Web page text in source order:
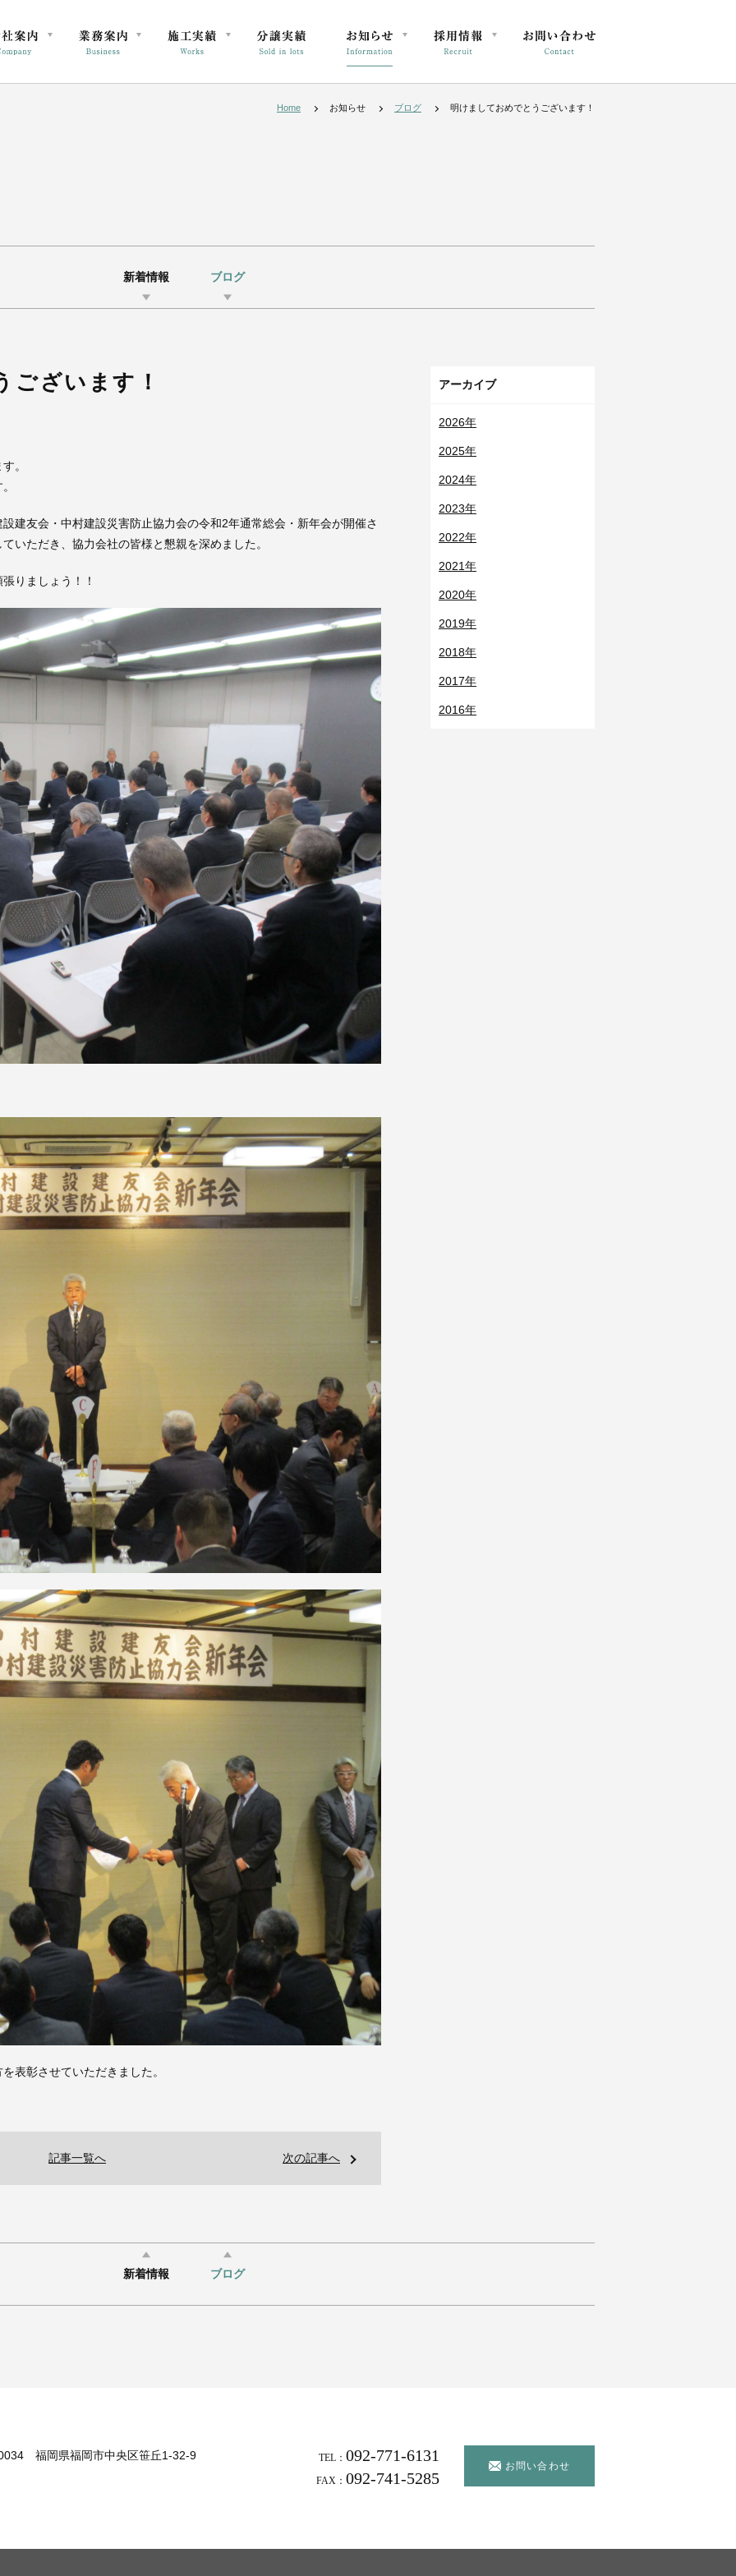
Home お知らせ ブログ 明けましておめでとうございます！
新着情報 ブログ
ございます！
。
建友会・中村建設災害防止協力会の令和2年通常総会・新年会が開催さ
いただき、協力会社の皆様と懇親を深めました。
りましょう！！
表彰させていただきました。
次の記事へ
記事一覧へ
アーカイブ
2026年
2025年
2024年
2023年
2022年
2021年
2020年
2019年
2018年
2017年
2016年
新着情報 ブログ
福岡県福岡市中央区笹丘1-32-9 TEL： 092-771-6131
FAX： 092-741-5285
お問い合わせ